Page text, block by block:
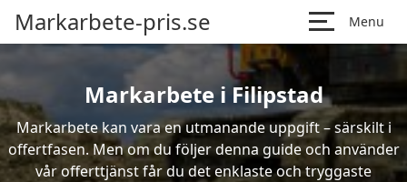
Markarbete-pris.se Menu
Markarbete i Filipstad
Markarbete kan vara en utmanande uppgift – särskilt i
offertfasen. Men om du följer denna guide och använder
vår offerttjänst får du det enklaste och tryggaste